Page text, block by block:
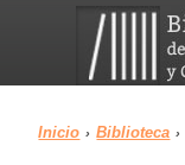
Inicio › Biblioteca ›